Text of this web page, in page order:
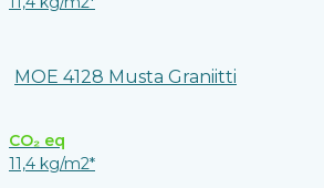
MOE 4128 Musta Graniitti
CO₂ eq
11,4 kg/m2*